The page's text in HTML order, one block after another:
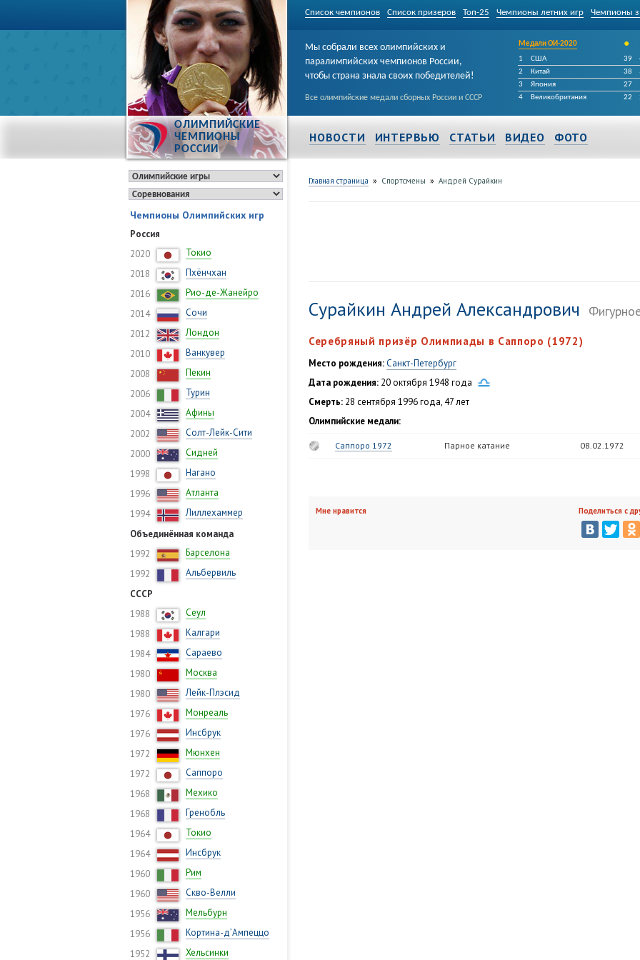
Список чемпионов Список призеров Топ-25 Чемпионы летних игр Чемпионы
ОЛИМПИЙСКИЕ
ЧЕМПИОНЫ
РОССИИ
Мы собрали всех олимпийских и
паралимпийских чемпионов России,
чтобы страна знала своих победителей!
Все олимпийские медали сборных России и СССР
Медали ОИ-2020 •
1
США 39
2
Китай 38
3
Япония 27
4
Великобритания 22
НОВОСТИ ИНТЕРВЬЮ СТАТЬИ ВИДЕО ФОТО
Чемпионы Олимпийских игр
Россия
2020
Токио
2018
Пхёнчхан
2016
Рио-де-Жанейро
2014
Сочи
2012
Лондон
2010
Ванкувер
2008
Пекин
2006
Турин
2004
Афины
2002
Солт-Лейк-Сити
2000
Сидней
1998
Нагано
1996
Атланта
1994
Лиллехаммер
Объединённая команда
1992
Барселона
1992
Альбервиль
СССР
1988
Сеул
1988
Калгари
1984
Сараево
1980
Москва
1980
Лейк-Плэсид
1976
Монреаль
1976
Инсбрук
1972
Мюнхен
1972
Саппоро
1968
Мехико
1968
Гренобль
1964
Токио
1964
Инсбрук
1960
Рим
1960
Скво-Велли
1956
Мельбурн
1956
Кортина-д’Ампеццо
1952
Хельсинки
Главная страница » Спортсмены » Андрей Сурайкин
Сурайкин Андрей Александрович
Серебряный призёр Олимпиады в Саппоро (1972)
Место рождения:Санкт-Петербург
Дата рождения: 20 октября 1948 года
Смерть: 28 сентября 1996 года, 47 лет
Олимпийские медали:
Саппоро 1972 Парное катание 08.02.1972
Мне нравится Поделиться с